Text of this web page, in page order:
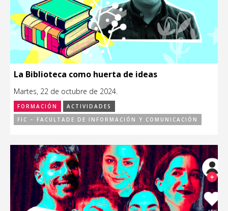
La Biblioteca como huerta de ideas
Martes, 22 de octubre de 2024.
FORMACIÓN
ACTIVIDADES
FIC – FACULTADE DE INFORMACIÓN Y COMUNICACIÓN